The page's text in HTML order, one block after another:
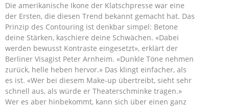
Die amerikanische Ikone der Klatschpresse war eine
der Ersten, die diesen Trend bekannt gemacht hat. Das
Prinzip des Contouring ist denkbar simpel: Betone
deine Stärken, kaschiere deine Schwächen. «Dabei
werden bewusst Kontraste eingesetzt», erklärt der
Berliner Visagist Peter Arnheim. «Dunkle Töne nehmen
zurück, helle heben hervor.» Das klingt einfacher, als
es ist. «Wer bei diesem Make-up übertreibt, sieht sehr
schnell aus, als würde er Theaterschminke tragen.»
Wer es aber hinbekommt, kann sich über einen ganz